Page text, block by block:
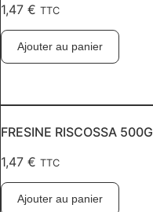
1,47 € TTC
Ajouter au panier
FRESINE RISCOSSA 500G
1,47 € TTC
Ajouter au panier